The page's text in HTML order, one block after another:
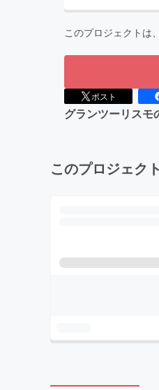
このプロジェクトは、
ポスト
グランツーリスモ
このプロジェク